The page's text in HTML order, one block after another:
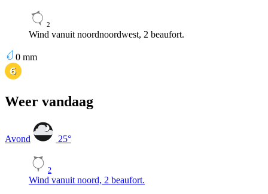
2
Wind vanuit noordnoordwest, 2 beaufort.
0 mm
Weer vandaag
Avond 25°
2
Wind vanuit noord, 2 beaufort.